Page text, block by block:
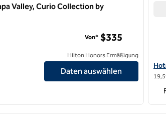
Valley, Curio Collection by
Mani Resort Napa Valley, Curio Collection by Hilton
Von* $335
Hilton Honors Ermäßigung
Daten auswählen